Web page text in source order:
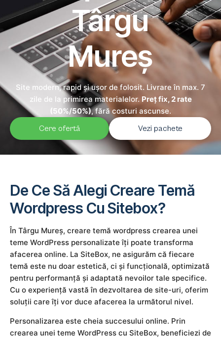
Târgu
Mureș
Site modern, rapid și ușor de folosit. Livrare în max. 7
zile de la primirea materialelor. Preț fix, 2 rate
(50%/50%), fără costuri ascunse.
Cere ofertă Vezi pachete
De Ce Să Alegi Creare Temă
Wordpress Cu Sitebox?
În Târgu Mureș, creare temă wordpress crearea unei
teme WordPress personalizate îți poate transforma
afacerea online. La SiteBox, ne asigurăm că fiecare
temă este nu doar estetică, ci și funcțională, optimizată
pentru performanță și adaptată nevoilor tale specifice.
Cu o experiență vastă în dezvoltarea de site-uri, oferim
soluții care îți vor duce afacerea la următorul nivel.
Personalizarea este cheia succesului online. Prin
crearea unei teme WordPress cu SiteBox, beneficiezi de